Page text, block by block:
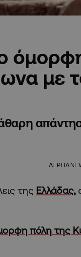
με
της Ελλάδας,
πόλη της